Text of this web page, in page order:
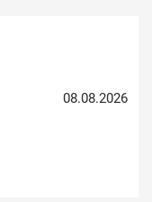
08.08.2026